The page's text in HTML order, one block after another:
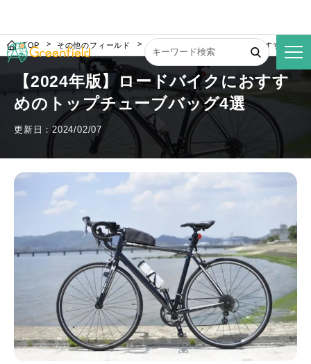
TOP その他のフィールド 【2024年版】ロードバイクにおすすめのト
【2024年版】ロードバイクにおすす
めのトップチューブバッグ4選
更新日：2024/02/07